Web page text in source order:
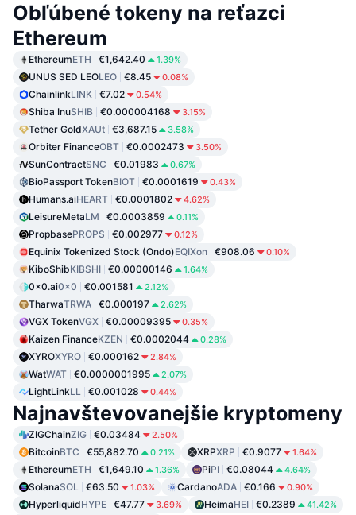
Obľúbené tokeny na reťazci
Ethereum
EthereumETH €1,642.40 1.39%
UNUS SED LEOLEO €8.45 0.08%
ChainlinkLINK €7.02 0.54%
Shiba InuSHIB €0.000004168 3.15%
Tether GoldXAUt €3,687.15 3.58%
Orbiter FinanceOBT €0.0002473 3.50%
SunContractSNC €0.01983 0.67%
BioPassport TokenBIOT €0.0001619 0.43%
Humans.aiHEART €0.0001802 4.62%
LeisureMetaLM €0.0003859 0.11%
PropbasePROPS €0.002977 0.12%
Equinix Tokenized Stock (Ondo)EQIXon €908.06 0.10%
KiboShibKIBSHI €0.00000146 1.64%
0x0.ai0x0 €0.001581 2.12%
TharwaTRWA €0.000197 2.62%
VGX TokenVGX €0.00009395 0.35%
Kaizen FinanceKZEN €0.0002044 0.28%
XYROXYRO €0.000162 2.84%
WatWAT €0.0000001995 2.07%
LightLinkLL €0.001028 0.44%
Najnavštevovanejšie kryptomeny
ZIGChainZIG €0.03484 2.50%
BitcoinBTC €55,882.70 0.21% XRPXRP €0.9077 1.64%
EthereumETH €1,649.10 1.36% PiPI €0.08044 4.64%
SolanaSOL €63.50 1.03% CardanoADA €0.166 0.90%
HyperliquidHYPE €47.77 3.69% HeimaHEI €0.2389 41.42%